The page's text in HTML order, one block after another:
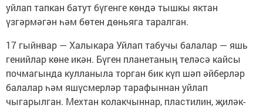
уйлап тапкан батут бүгенге көндә тышкы яктан
үзгәрмәгән һәм бөтен дөньяга таралган.
17 гыйнвар — Халыкара Уйлап табучы балалар — яшь
генийлар көне икән. Бүген планетаның теләсә кайсы
почмагында кулланыла торган бик күп шәп әйберләр
балалар һәм яшүсмерләр тарафыннан уйлап
чыгарылган. Мехтан колакчыннар, пластилин, җиләк-